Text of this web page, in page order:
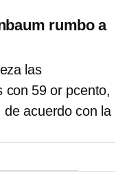
rumbo a
las
con 59 or pcento,
de acuerdo con la